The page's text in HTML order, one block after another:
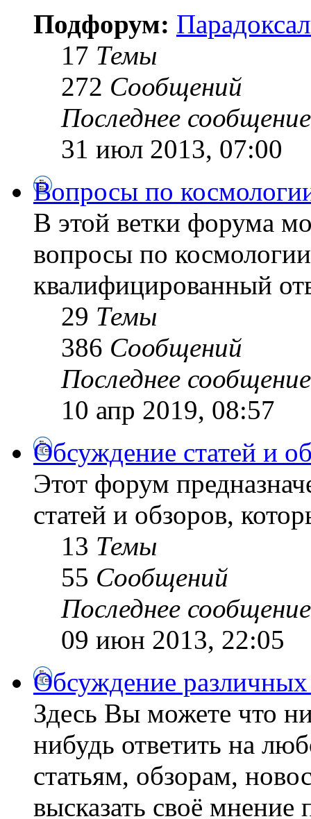
Подфорум:
17 Темы
272 Сообщений
Последнее сообщение
31 июл 2013, 07:00
Вопросы по
В этой ветки форума
вопросы по
квалифицированный
29 Темы
386 Сообщений
Последнее сообщение
10 апр 2019, 08:57
Обсуждение статей и
Этот форум
статей и обзоров,
13 Темы
55 Сообщений
Последнее сообщение
09 июн 2013, 22:05
Обсуждение
Здесь Вы можете что
нибудь ответить на
статьям, обзорам,
высказать своё